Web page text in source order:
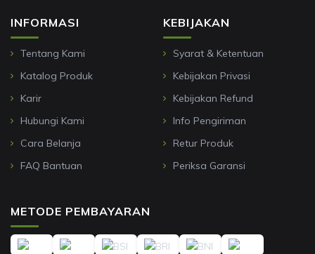
INFORMASI
Tentang Kami
Katalog Produk
Karir
Hubungi Kami
Cara Belanja
FAQ Bantuan
KEBIJAKAN
Syarat & Ketentuan
Kebijakan Privasi
Kebijakan Refund
Info Pengiriman
Retur Produk
Periksa Garansi
METODE PEMBAYARAN